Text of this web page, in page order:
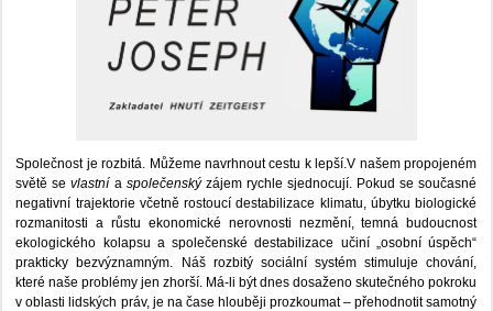
Společnost je rozbitá. Můžeme navrhnout cestu k lepší.V našem propojeném
světě sevlastní a společenskýzájem rychle sjednocují. Pokud se současné
negativní trajektorie včetně rostoucí destabilizace klimatu, úbytku biologické
rozmanitosti a růstu ekonomické nerovnosti nezmění, temná budoucnost
ekologického kolapsu a společenské destabilizace učiní „osobní úspěch“
prakticky bezvýznamným. Náš rozbitý sociální systém stimuluje chování,
které naše problémy jen zhorší. Má-li být dnes dosaženo skutečného pokroku
v oblasti lidských práv, je na čase hlouběji prozkoumat – přehodnotit samotný